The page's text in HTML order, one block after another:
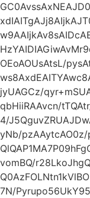
OEoAOUsAtsL/
jyUAGCz/
qbHiiRAAvcn/
4/
yNb/pzAAytcAO0z/
vomBQ/
7N/